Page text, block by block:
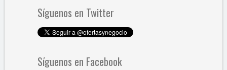
Síguenos en Twitter
Síguenos en Facebook